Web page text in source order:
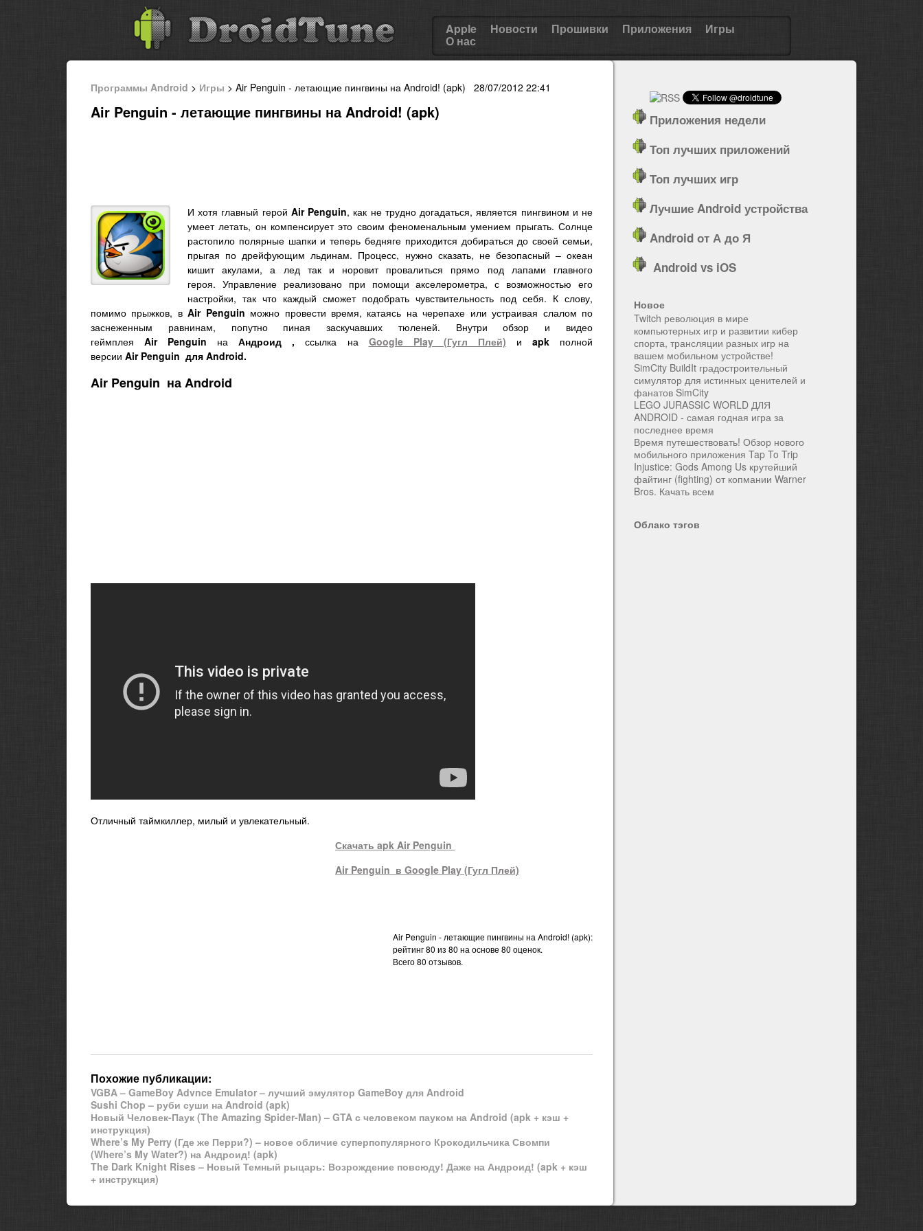
Apple Новости Прошивки Приложения Игры
О нас
Программы Android > Игры > Air Penguin - летающие пингвины на Android! (apk) 28/07/2012 22:41
Air Penguin - летающие пингвины на Android! (apk)
И хотя главный герой Air Penguin, как не трудно догадаться, является пингвином и не
умеет летать, он компенсирует это своим феноменальным умением прыгать. Солнце
растопило полярные шапки и теперь бедняге приходится добираться до своей семьи,
прыгая по дрейфующим льдинам. Процесс, нужно сказать, не безопасный – океан
кишит акулами, а лед так и норовит провалиться прямо под лапами главного
героя. Управление реализовано при помощи акселерометра, с возможностью его
настройки, так что каждый сможет подобрать чувствительность под себя. К слову,
помимо прыжков, вAir Penguin можно провести время, катаясь на черепахе или устраивая слалом по
заснеженным равнинам, попутно пиная заскучавших тюленей. Внутри обзор и видео
геймплеяAir Penguin наАндроид ,ссылка на Google Play (Гугл Плей) и apk полной
версии Air Penguin для Android.
Air Penguin на Android
Отличный таймкиллер, милый и увлекательный.
Скачать apk Air Penguin
Air Penguin в Google Play (Гугл Плей)
Air Penguin - летающие пингвины на Android! (apk):
рейтинг80 из 80 на основе 80 оценок.
Всего80 отзывов.
Похожие публикации:
VGBA – GameBoy Advnce Emulator – лучший эмулятор GameBoy для Android
Sushi Chop – руби суши на Android (apk)
Новый Человек-Паук (The Amazing Spider-Man) – GTA с человеком пауком на Android (apk + кэш +
инструкция)
Where’s My Perry (Где же Перри?) – новое обличие суперпопулярного Крокодильчика Свомпи
(Where’s My Water?) на Андроид! (apk)
The Dark Knight Rises – Новый Темный рыцарь: Возрождение повсюду! Даже на Андроид! (apk + кэш
+ инструкция)
Приложения недели
Топ лучших приложений
Топ лучших игр
Лучшие Android устройства
Android от А до Я
Android vs iOS
Новое
Twitch революция в мире
компьютерных игр и развитии кибер
спорта, трансляции разных игр на
вашем мобильном устройстве!
SimCity BuildIt градостроительный
симулятор для истинных ценителей и
фанатов SimCity
LEGO JURASSIC WORLD ДЛЯ
ANDROID - самая годная игра за
последнее время
Время путешествовать! Обзор нового
мобильного приложения Tap To Trip
Injustice: Gods Among Us крутейший
файтинг (fighting) от копмании Warner
Bros. Качать всем
Облако тэгов